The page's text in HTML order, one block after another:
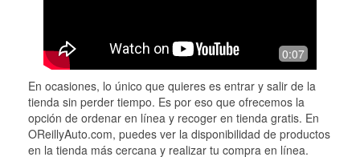
0:07
En ocasiones, lo único que quieres es entrar y salir de la
tienda sin perder tiempo. Es por eso que ofrecemos la
opción de ordenar en línea y recoger en tienda gratis. En
OReillyAuto.com, puedes ver la disponibilidad de productos
en la tienda más cercana y realizar tu compra en línea.